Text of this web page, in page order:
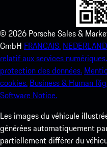
© 2026 Porsche Sales &
GmbH FRANCAIS.
relatif aux services numériques.
protection des données.
cookies. Business & Human
Software Notice.
Les images du véhicule
générées automatiquement
partiellement différer du